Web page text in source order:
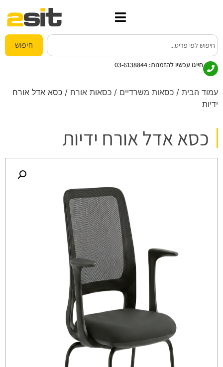
חיפוש
חייגו עכשיו להזמנות: 03-6138844
עמוד הבית / כסאות משרדיים / כסאות אורח / כסא אדל אורח
ידיות
כסא אדל אורח ידיות